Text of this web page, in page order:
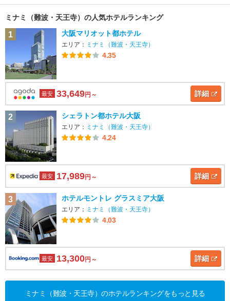
ミナミ（難波・天王寺）の人気ホテルランキング
1 大阪マリオット都ホテル
エリア： ミナミ（難波・天王寺）
4.35
最安 33,649円～ 詳細
2 シェラトン都ホテル大阪
エリア： ミナミ（難波・天王寺）
4.24
最安 17,989円～ 詳細
3 ホテルモントレ グラスミア大阪
エリア： ミナミ（難波・天王寺）
4.03
最安 13,300円～ 詳細
ミナミ（難波・天王寺）のホテルランキングをもっと見る